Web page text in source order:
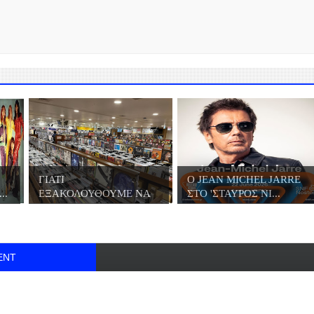
ΓΙΑΤΙ
ΕΞΑΚΟΛΟΥΘΟΥΜΕ ΝΑ
ΑΓΟΡΑΖΟΥΜΕ Β...
Ο JΕΑN MICHEL JARRE
ΣΤΟ 'ΣΤΑΥΡΟΣ ΝΙ...